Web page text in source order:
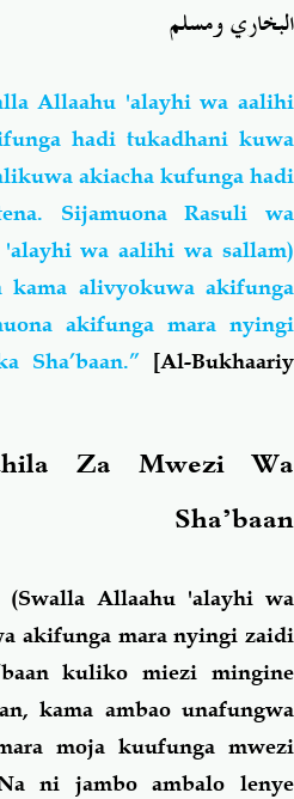
البخاري ومسلم
Allaahu 'alayhi wa aalihi
hadi tukadhani kuwa
akiacha kufunga hadi
Sijamuona Rasuli wa
wa aalihi wa sallam)
kama alivyokuwa akifunga
akifunga mara nyingi
Sha’baan.” [Al-Bukhaariy
Za Mwezi Wa
Sha’baan
Allaahu 'alayhi wa
akifunga mara nyingi zaidi
kuliko miezi mingine
kama ambao unafungwa
moja kuufunga mwezi
ni jambo ambalo lenye